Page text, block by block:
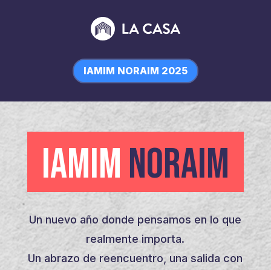
IAMIM NORAIM 2025
IAMIM NORAIM
Un nuevo año donde pensamos en lo que
realmente importa.
Un abrazo de reencuentro, una salida con